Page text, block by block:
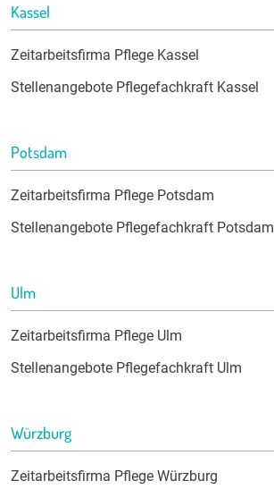
Kassel
Zeitarbeitsfirma Pflege Kassel
Stellenangebote Pflegefachkraft Kassel
Potsdam
Zeitarbeitsfirma Pflege Potsdam
Stellenangebote Pflegefachkraft Potsdam
Ulm
Zeitarbeitsfirma Pflege Ulm
Stellenangebote Pflegefachkraft Ulm
Würzburg
Zeitarbeitsfirma Pflege Würzburg